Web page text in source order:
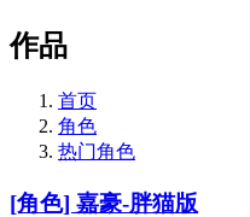
作品
首页
角色
热门角色
[角色] 嘉豪-胖猫版